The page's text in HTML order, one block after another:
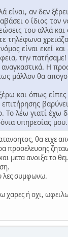
αν δεν
ο ίδιος τον
του αλλά
τηλέφωνα
είναι εκεί και
την
Η
μάλλον θα
και όπως είπες
Το λέω γιατί έχω
υπηρεσίας μου.
θα ειχε
προσελευσης
μετα ανοιξα το
λες συμφωνω.
χαρες ή οχι,